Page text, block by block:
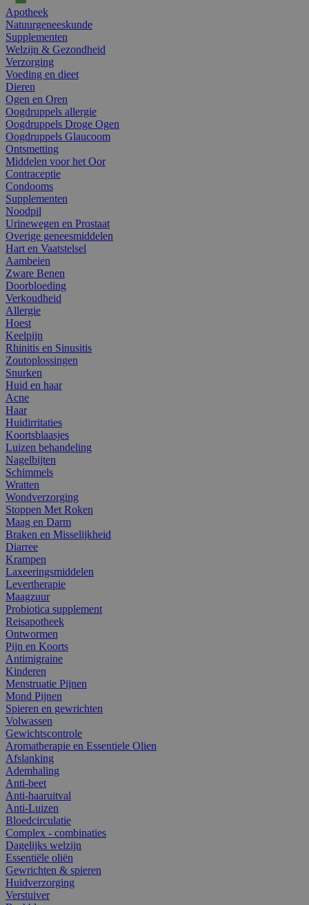
Apotheek
Natuurgeneeskunde
Supplementen
Welzijn & Gezondheid
Verzorging
Voeding en dieet
Dieren
Ogen en Oren
Oogdruppels allergie
Oogdruppels Droge Ogen
Oogdruppels Glaucoom
Ontsmetting
Middelen voor het Oor
Contraceptie
Condooms
Supplementen
Noodpil
Urinewegen en Prostaat
Overige geneesmiddelen
Hart en Vaatstelsel
Aambeien
Zware Benen
Doorbloeding
Verkoudheid
Allergie
Hoest
Keelpijn
Rhinitis en Sinusitis
Zoutoplossingen
Snurken
Huid en haar
Acne
Haar
Huidirritaties
Koortsblaasjes
Luizen behandeling
Nagelbijten
Schimmels
Wratten
Wondverzorging
Stoppen Met Roken
Maag en Darm
Braken en Misselijkheid
Diarree
Krampen
Laxeeringsmiddelen
Levertherapie
Maagzuur
Probiotica supplement
Reisapotheek
Ontwormen
Pijn en Koorts
Antimigraine
Kinderen
Menstruatie Pijnen
Mond Pijnen
Spieren en gewrichten
Volwassen
Gewichtscontrole
Aromatherapie en Essentiele Olien
Afslanking
Ademhaling
Anti-beet
Anti-haaruitval
Anti-Luizen
Bloedcirculatie
Complex - combinaties
Dagelijks welzijn
Essentiële oliën
Gewrichten & spieren
Huidverzorging
Verstuiver